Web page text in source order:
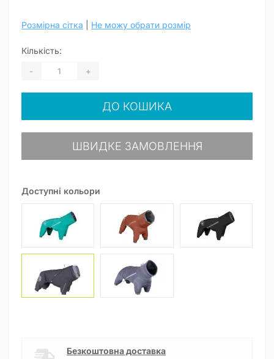
Доступні кольори
Розмірна сітка Не можу обрати розмір
Кількість:
- +
ДО КОШИКА
ШВИДКЕ ЗАМОВЛЕННЯ
Безкоштовна доставка